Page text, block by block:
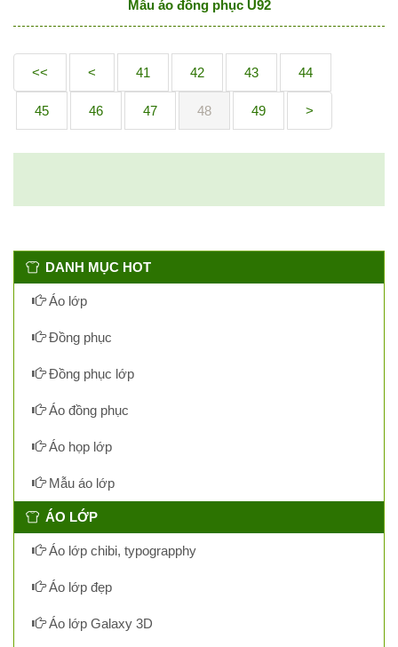
Mẫu áo đồng phục U92
<< < 41 42 43 44
45 46 47 48 49 >
DANH MỤC HOT
Áo lớp
Đồng phục
Đồng phục lớp
Áo đồng phục
Áo họp lớp
Mẫu áo lớp
ÁO LỚP
Áo lớp chibi, typograpphy
Áo lớp đẹp
Áo lớp Galaxy 3D